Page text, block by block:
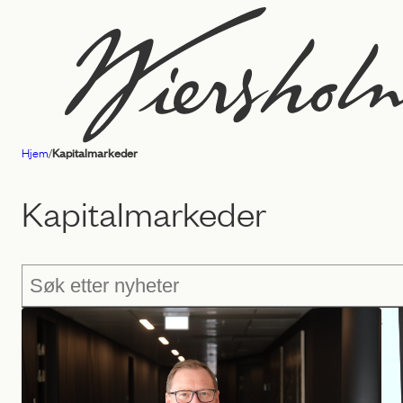
Advokatfirmaet
Wiersholm
Hjem/Kapitalmarkeder
Kapitalmarkeder
Søk